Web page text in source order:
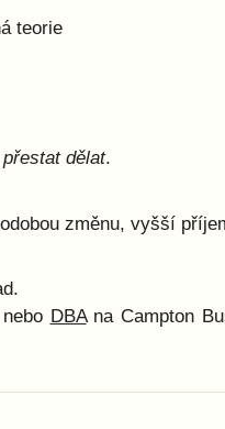
teorie
přestat dělat.
změnu, vyšší
DBAna Campton